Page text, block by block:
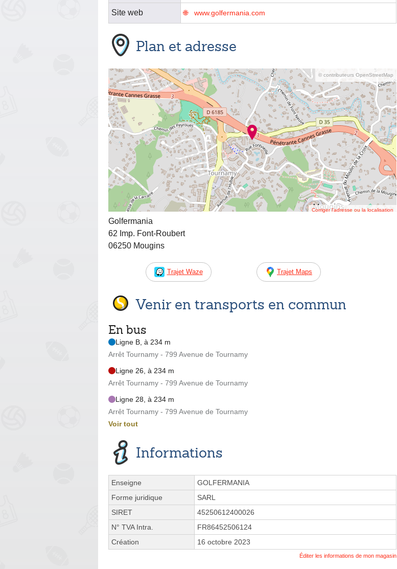
Site web www.golfermania.com
Plan et adresse
© contributeurs OpenStreetMap
Corriger l’adresse ou la localisation
Golfermania
62 Imp. Font-Roubert
06250 Mougins
Trajet Waze Trajet Maps
Venir en transports en commun
En bus
Ligne B, à 234 m
Arrêt Tournamy - 799 Avenue de Tournamy
Ligne 26, à 234 m
Arrêt Tournamy - 799 Avenue de Tournamy
Ligne 28, à 234 m
Arrêt Tournamy - 799 Avenue de Tournamy
Voir tout
Informations
Enseigne
GOLFERMANIA
Forme juridique
SARL
SIRET
45250612400026
N° TVA Intra.
FR86452506124
Création
16 octobre 2023
Éditer les informations de mon magasin